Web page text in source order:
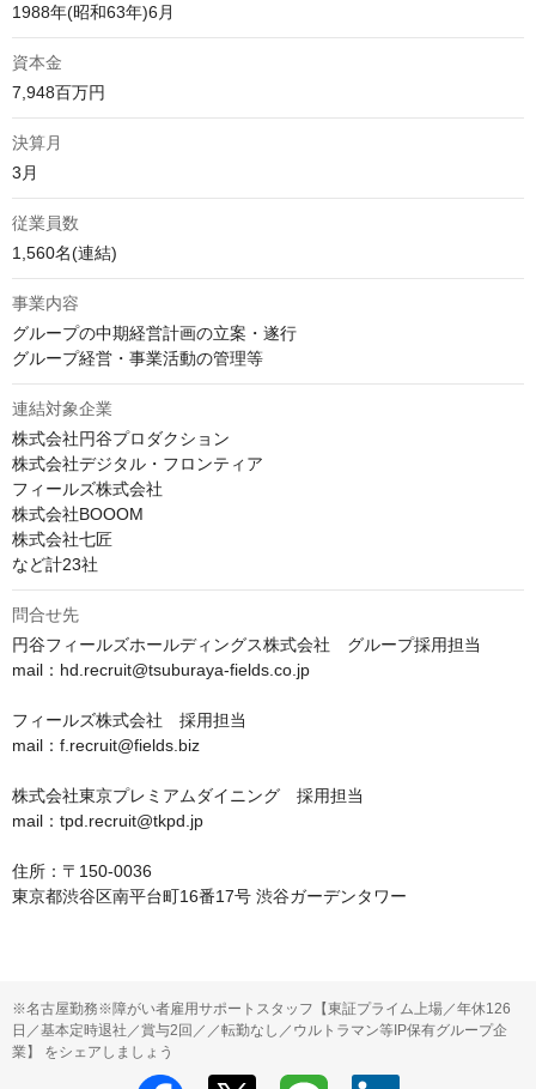
1988年(昭和63年)6月
資本金
7,948百万円
決算月
3月
従業員数
1,560名(連結)
事業内容
グループの中期経営計画の立案・遂行
グループ経営・事業活動の管理等
連結対象企業
株式会社円谷プロダクション
株式会社デジタル・フロンティア
フィールズ株式会社
株式会社BOOOM
株式会社七匠
など計23社
問合せ先
円谷フィールズホールディングス株式会社　グループ採用担当
mail：hd.recruit@tsuburaya-fields.co.jp
フィールズ株式会社　採用担当
mail：f.recruit@fields.biz
株式会社東京プレミアムダイニング　採用担当
mail：tpd.recruit@tkpd.jp
住所：〒150-0036
東京都渋谷区南平台町16番17号 渋谷ガーデンタワー
※名古屋勤務※障がい者雇用サポートスタッフ【東証プライム上場／年休126
日／基本定時退社／賞与2回／／転勤なし／ウルトラマン等IP保有グループ企
業】 をシェアしましょう